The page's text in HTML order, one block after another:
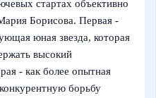
стартах объективно
Борисова. Первая -
юная звезда, которая
высокий
- как более опытная
борьбу